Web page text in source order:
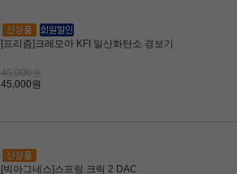
[프리즘]크레모아 KFI 일산화탄소 경보기
45,000원
45,000원
[빅아그네스]스프링 크릭 2 DAC